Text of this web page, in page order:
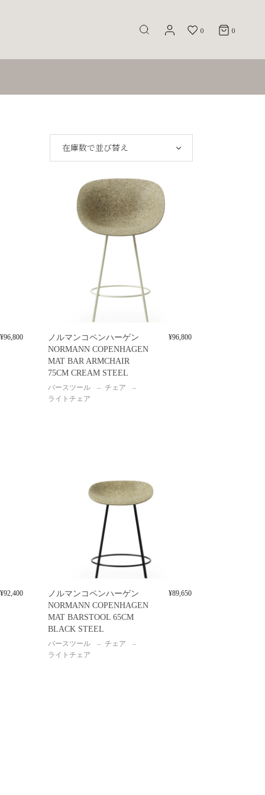
0 0
在庫数で並び替え
¥96,800
ノルマンコペンハーゲン
NORMANN COPENHAGEN
MAT BAR ARMCHAIR
75CM CREAM STEEL
バースツール
チェア
ライトチェア
¥96,800
¥92,400
ノルマンコペンハーゲン
NORMANN COPENHAGEN
MAT BARSTOOL 65CM
BLACK STEEL
バースツール
チェア
ライトチェア
¥89,650